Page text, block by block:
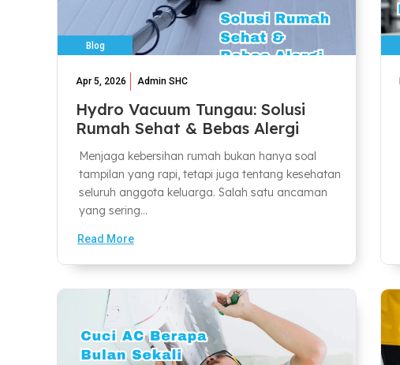
Blog
Apr 5, 2026 Admin SHC
Hydro Vacuum Tungau: Solusi
Rumah Sehat & Bebas Alergi
Menjaga kebersihan rumah bukan hanya soal
tampilan yang rapi, tetapi juga tentang kesehatan
seluruh anggota keluarga. Salah satu ancaman
yang sering...
Read More